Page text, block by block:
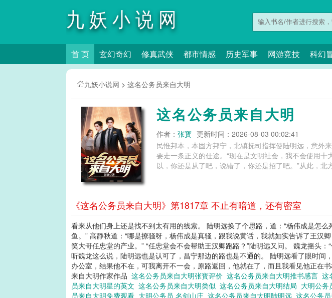
九妖小说网
首 页 玄幻奇幻 修真武侠 都市情感 历史军事 网游竞技 科幻
九妖小说网 > 这名公务员来自大明
这名公务员来自大明
作者： 张寳 更新时间：2026-08-03 00:02:41
民惟邦本，本固方邦宁，北镇抚司指挥使陆明远，意外
要走一条正义的仕途。“现在是文明社会，我不会使用十
以，你还是从了吧，说错了，你还是招了吧。”从此，北
《这名公务员来自大明》第1817章 不止有暗道，还有密室
看来从他们身上还是找不到太有用的线索。 陆明远换了个思路，道：“杨伟成是怎
鱼。” 高静秋道：“哪是撩骚呀，杨伟成是真骚，跟我说黄话，我就如实告诉了王汉
笑大哥任忠堂的产业。” “任忠堂会不会帮助王汉卿跑路？”陆明远又问。 魏龙摇头
听魏龙这么说，陆明远也是认可了，昌宁那边的路也是不通的。 陆明远看了眼时间
办公室，结果他不在，可我离开不一会，原路返回，他就在了，而且我看见他正在
来自大明作家作品 这名公务员来自大明张寳评价 这名公务员来自大明推书感言 这
员来自大明星的英文 这名公务员来自大明类似 这名公务员来自大明结局 大明公务
员来自大明免费观看 大明公务员 名剑山庄 这名公务员来自大明陆明远 这名公务